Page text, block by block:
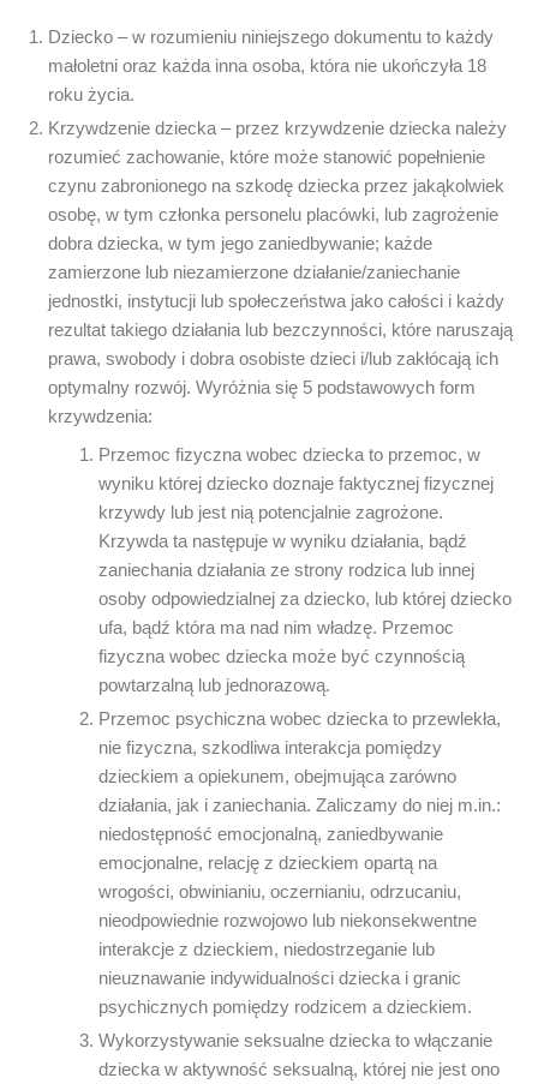
Dziecko – w rozumieniu niniejszego dokumentu to każdy
małoletni oraz każda inna osoba, która nie ukończyła 18
roku życia.
Krzywdzenie dziecka – przez krzywdzenie dziecka należy
rozumieć zachowanie, które może stanowić popełnienie
czynu zabronionego na szkodę dziecka przez jakąkolwiek
osobę, w tym członka personelu placówki, lub zagrożenie
dobra dziecka, w tym jego zaniedbywanie; każde
zamierzone lub niezamierzone działanie/zaniechanie
jednostki, instytucji lub społeczeństwa jako całości i każdy
rezultat takiego działania lub bezczynności, które naruszają
prawa, swobody i dobra osobiste dzieci i/lub zakłócają ich
optymalny rozwój. Wyróżnia się 5 podstawowych form
krzywdzenia:
Przemoc fizyczna wobec dziecka to przemoc, w
wyniku której dziecko doznaje faktycznej fizycznej
krzywdy lub jest nią potencjalnie zagrożone.
Krzywda ta następuje w wyniku działania, bądź
zaniechania działania ze strony rodzica lub innej
osoby odpowiedzialnej za dziecko, lub której dziecko
ufa, bądź która ma nad nim władzę. Przemoc
fizyczna wobec dziecka może być czynnością
powtarzalną lub jednorazową.
Przemoc psychiczna wobec dziecka to przewlekła,
nie fizyczna, szkodliwa interakcja pomiędzy
dzieckiem a opiekunem, obejmująca zarówno
działania, jak i zaniechania. Zaliczamy do niej m.in.:
niedostępność emocjonalną, zaniedbywanie
emocjonalne, relację z dzieckiem opartą na
wrogości, obwinianiu, oczernianiu, odrzucaniu,
nieodpowiednie rozwojowo lub niekonsekwentne
interakcje z dzieckiem, niedostrzeganie lub
nieuznawanie indywidualności dziecka i granic
psychicznych pomiędzy rodzicem a dzieckiem.
Wykorzystywanie seksualne dziecka to włączanie
dziecka w aktywność seksualną, której nie jest ono